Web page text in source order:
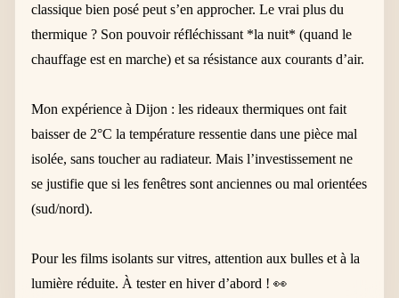
classique bien posé peut s’en approcher. Le vrai plus du
thermique ? Son pouvoir réfléchissant *la nuit* (quand le
chauffage est en marche) et sa résistance aux courants d’air.
Mon expérience à Dijon : les rideaux thermiques ont fait
baisser de 2°C la température ressentie dans une pièce mal
isolée, sans toucher au radiateur. Mais l’investissement ne
se justifie que si les fenêtres sont anciennes ou mal orientées
(sud/nord).
Pour les films isolants sur vitres, attention aux bulles et à la
lumière réduite. À tester en hiver d’abord ! 👀